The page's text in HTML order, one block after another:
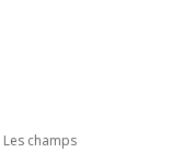
Les champs